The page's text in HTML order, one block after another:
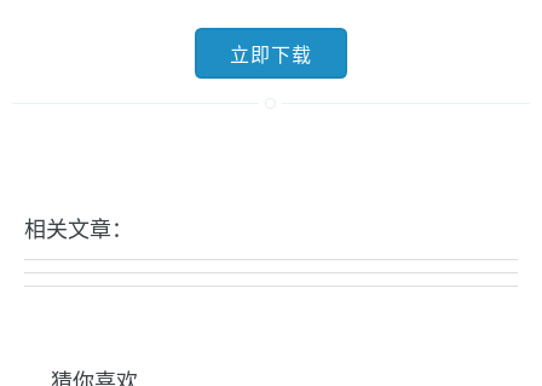
立即下载
相关文章：
猜你喜欢